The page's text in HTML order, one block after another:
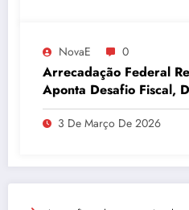
NovaE 0
Arrecadação Federal
Aponta Desafio Fiscal,
Inadimplência no Agro
3 De Março De 2026